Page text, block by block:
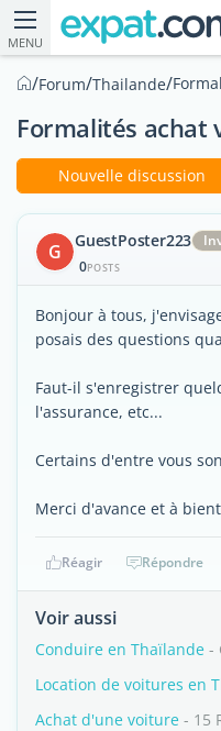
MENU
/Forum/Thailande/
Formalités achat
Nouvelle discussion
G GuestPoster223
0POSTS
Bonjour à tous,
posais des questions
Faut-il s'enregistrer
l'assurance, etc...
Certains d'entre vous
Merci d'avance et à
Réagir Répondre
Voir aussi
Conduire en Thaïlande -
Location de voitures en
Achat d'une voiture - 15